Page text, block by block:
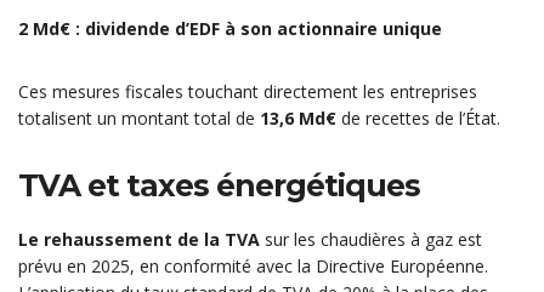
2 Md€ : dividende d’EDF à son actionnaire unique
Ces mesures fiscales touchant directement les entreprises
totalisent un montant total de 13,6 Md€ de recettes de l’État.
TVA et taxes énergétiques
Le rehaussement de la TVA sur les chaudières à gaz est
prévu en 2025, en conformité avec la Directive Européenne.